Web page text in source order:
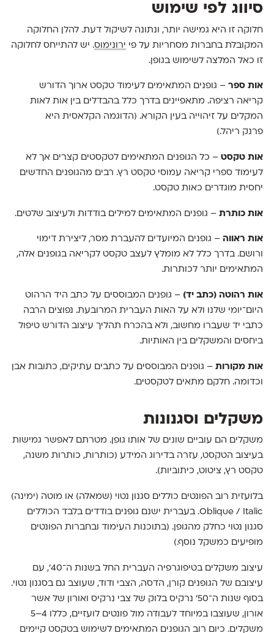
סיווג לפי שימוש
חלוקה זו היא גמישה יותר, ונתונה לשיקול דעת. להלן החלוקה
המקובלת בחברות מסחריות על פי ירונימוס. יש להתייחס לחלוקה
זו כאל המלצה לשימוש בגופן.
אות ספר– גופנים המתאימים לעימוד טקסט ארוך הדורש
קריאה רציפה. מתאפיינים בדרך כלל בהבדלים בין אות לאות
המקלים על זיהוייה בעין הקורא. (הדוגמה הקלאסית היא
פרנק ריהל.)
אות טקסט– כל הגופנים המתאימים לטקסטים קצרים אך לא
לעימוד ספרי קריאה עמוסי טקסט רץ. רבים מהגופנים החדשים
יחסית מוגדרים כאות טקסט.
אות כותרת– גופנים המתאימים למילים בודדות ולעיצוב שלטים.
אות ראווה – גופנים המיועדים להעברת מסר, ליצירת דימוי
ורושם. בדרך כלל לא מומלץ לעצב טקסט לקריאה בגופנים אלה,
המתאימים יותר לכותרות.
אות רהוטה (כתב יד) – גופנים המבוססים על כתב היד הרהוט
היום־יומי שלנו ולא על האות העברית המרובעת. נפוצים הרבה
כתבי יד שעברו מחשוב, ולא בהכרח תהליך עיצוב הדורש טיפול
ביחסים והמשקלים בין האותיות.
אות מקורות– גופנים המבוססים על כתבים עתיקים, כתובות אבן
וכדומה. חלקם מתאים לטקסטים.
משקלים וסגנונות
משקלים הם עוביים שונים של אותו גופן. מטרתם לאפשר גמישות
בעיצוב הטקסט, עזרה בדירוג המידע (כותרות, כותרות משנה,
טקסט רץ, ציטוט, כיתוביות).
בלועזית רוב הפונטים כוללים סגנון נטוי (שמאלה) או מוטה (ימינה)
Oblique / Italic. בעברית ישנם גופנים בודדים בלבד הכוללים
סגנון נטוי כחלק מהגופן. (בתוכנות העימוד ובחברות הפונטים
מופיעים כמשקל נוסף.)
עיצוב משקלים בטיפוגרפיה העברית החל בשנות ה־40', עם
עיצובם של הגופנים קורן, הדסה, הצבי ודוד, שעוצב גם בסגנון נטוי.
בסוף שנות ה־50' נרקיס בלוק של צבי נרקיס ואורון של אשר
אורון, שעוצבו במיוחד לעבודה מול פונטים לועזיים, כללו 4–5
משקלים. כיום רוב הגופנים המתאימים לשימוש בטקסט קיימים